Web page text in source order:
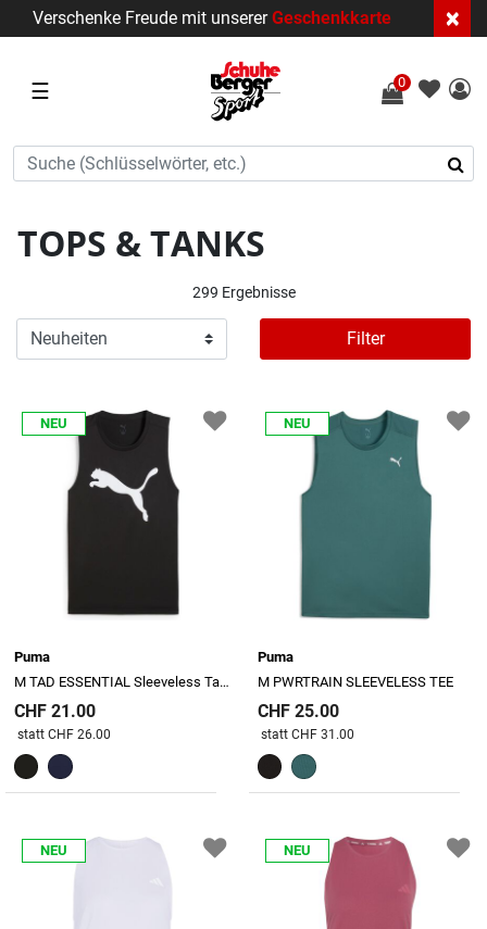
Verschenke Freude mit unsererGeschenkkarte ×
☰ 0
TOPS & TANKS
299 Ergebnisse
Filter
NEU
Puma
M TAD ESSENTIAL Sleeveless Tank
CHF 21.00
Preis reduziert von
statt CHF 26.00
NEU
Puma
M PWRTRAIN SLEEVELESS TEE
CHF 25.00
Preis reduziert von
statt CHF 31.00
NEU NEU